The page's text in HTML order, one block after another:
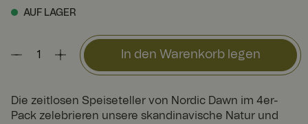
AUF LAGER
In den Warenkorb legen
Die zeitlosen Speiseteller von Nordic Dawn im 4er-
Pack zelebrieren unsere skandinavische Natur und